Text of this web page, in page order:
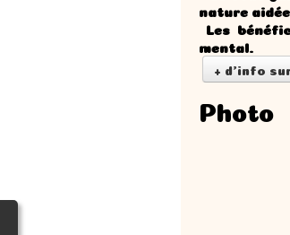
nature
Les
mental.
+ d'info
Photo